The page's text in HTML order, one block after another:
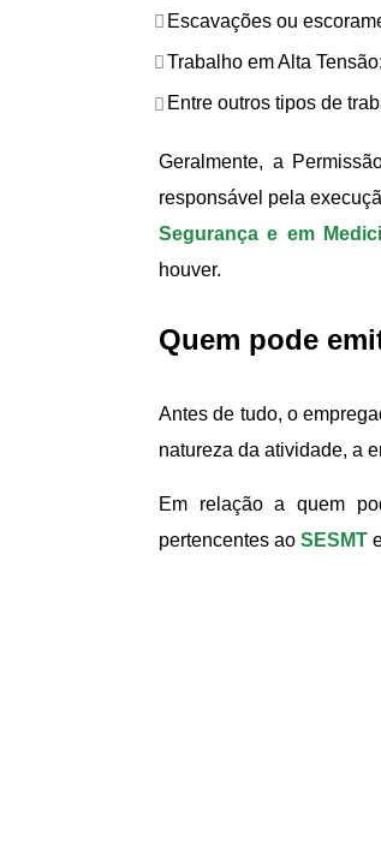
Escavações ou
Trabalho em Alta Tensão;
Entre outros tipos de
Geralmente, a
responsável pela
Segurança e em
houver.
Quem pode
Antes de tudo, o
natureza da atividade, a
Em relação a quem
pertencentes ao SESMT